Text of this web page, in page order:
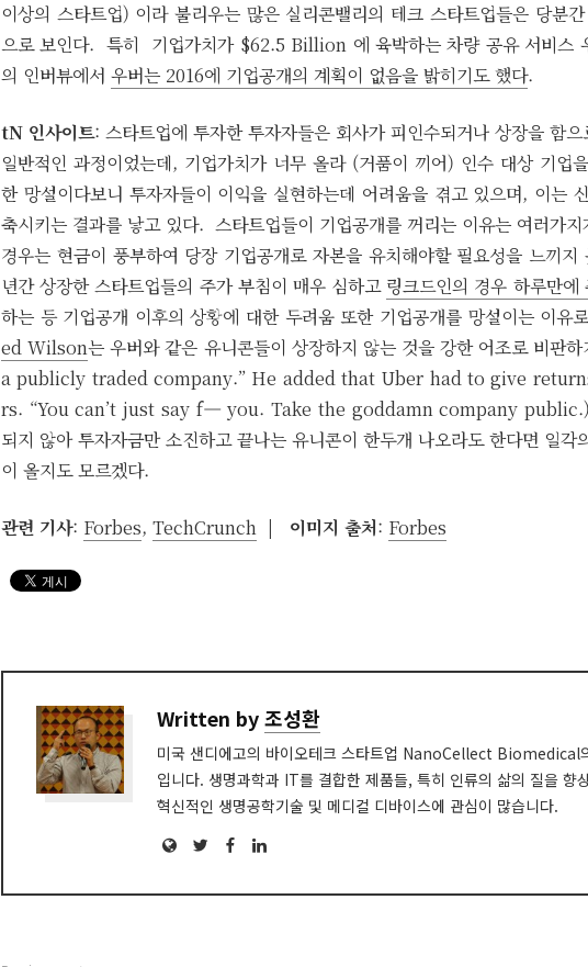
이상의 스타트업) 이라 불리우는 많은 실리콘밸리의 테크 스타트업들은 당분
으로 보인다. 특히 기업가치가 $62.5 Billion 에 육박하는 차량 공유 서비스
의 인버뷰에서 우버는 2016에 기업공개의 계획이 없음을 밝히기도 했다.
tN 인사이트: 스타트업에 투자한 투자자들은 회사가 피인수되거나 상장을 함
일반적인 과정이었는데, 기업가치가 너무 올라 (거품이 끼어) 인수 대상 기업
한 망설이다보니 투자자들이 이익을 실현하는데 어려움을 겪고 있으며, 이는
축시키는 결과를 낳고 있다. 스타트업들이 기업공개를 꺼리는 이유는 여러가
경우는 현금이 풍부하여 당장 기업공개로 자본을 유치해야할 필요성을 느끼
년간 상장한 스타트업들의 주가 부침이 매우 심하고 링크드인의 경우 하루만
하는 등 기업공개 이후의 상황에 대한 두려움 또한 기업공개를 망설이는 이유
ed Wilson는 우버와 같은 유니콘들이 상장하지 않는 것을 강한 어조로 비
a publicly traded company.” He added that Uber had to give
rs. “You can’t just say f— you. Take the goddamn company public.)
되지 않아 투자자금만 소진하고 끝나는 유니콘이 한두개 나오라도 한다면 일각
이 올지도 모르겠다.
관련 기사: Forbes, TechCrunch | 이미지 출처: Forbes
Written by조성환
미국 샌디에고의 바이오테크 스타트업 NanoCellect
입니다. 생명과학과 IT를 결합한 제품들, 특히 인류의 삶의 질을 향
혁신적인 생명공학기술 및 메디컬 디바이스에 관심이 많습니다.
WebsiteTwitterFacebook
LinkedIn